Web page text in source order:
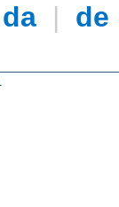
da | de